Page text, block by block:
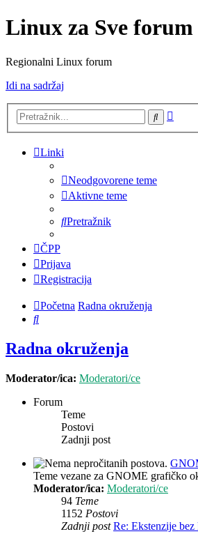
Linux za Sve forum
Regionalni Linux forum
Idi na sadržaj
Pretražnik
Linki
Neodgovorene teme
Aktivne teme
Pretražnik
ČPP
Prijava
Registracija
Početna Radna okruženja
Pretražnik
Radna okruženja
Moderator/ica: Moderatori/ce
Forum
Teme
Postovi
Zadnji post
Teme vezane za GNOME grafičko
Moderator/ica: Moderatori/ce
94 Teme
1152 Postovi
Zadnji post Re: Ekstenzije bez